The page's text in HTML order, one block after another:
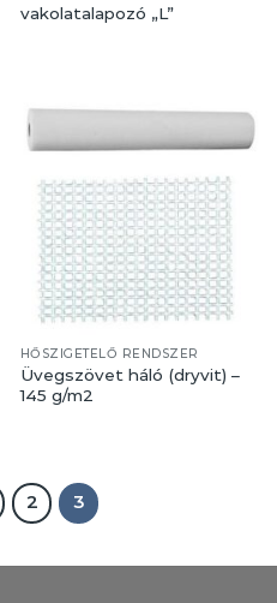
vakolatalapozó „L”
HŐSZIGETELŐ RENDSZER
Üvegszövet háló (dryvit) –
145 g/m2
2 3